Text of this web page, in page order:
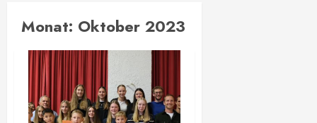
Monat: Oktober 2023